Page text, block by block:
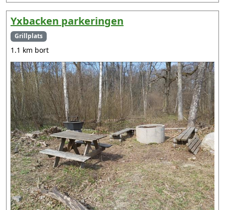
Yxbacken parkeringen
Grillplats
1.1 km bort